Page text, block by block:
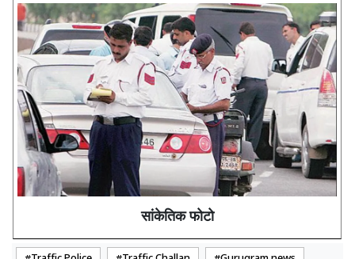
सांकेतिक फोटो